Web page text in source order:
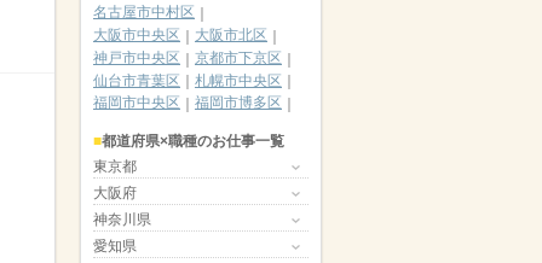
名古屋市中村区
大阪市中央区
大阪市北区
神戸市中央区
京都市下京区
仙台市青葉区
札幌市中央区
福岡市中央区
福岡市博多区
都道府県×職種のお仕事一覧
東京都
大阪府
神奈川県
愛知県